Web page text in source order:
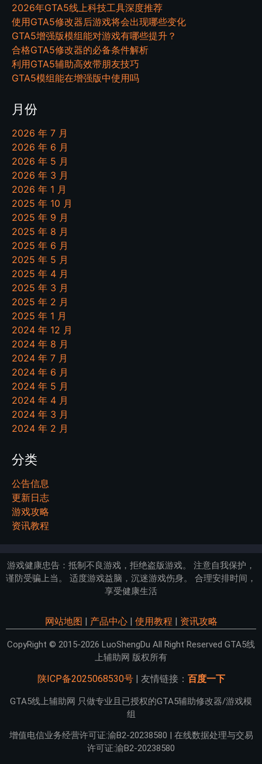
2026年GTA5线上科技工具深度推荐
使用GTA5修改器后游戏将会出现哪些变化
GTA5增强版模组能对游戏有哪些提升？
合格GTA5修改器的必备条件解析
利用GTA5辅助高效带朋友技巧
GTA5模组能在增强版中使用吗
月份
2026 年 7 月
2026 年 6 月
2026 年 5 月
2026 年 3 月
2026 年 1 月
2025 年 10 月
2025 年 9 月
2025 年 8 月
2025 年 6 月
2025 年 5 月
2025 年 4 月
2025 年 3 月
2025 年 2 月
2025 年 1 月
2024 年 12 月
2024 年 8 月
2024 年 7 月
2024 年 6 月
2024 年 5 月
2024 年 4 月
2024 年 3 月
2024 年 2 月
分类
公告信息
更新日志
游戏攻略
资讯教程
游戏健康忠告：抵制不良游戏，拒绝盗版游戏。 注意自我保护，
谨防受骗上当。 适度游戏益脑，沉迷游戏伤身。 合理安排时间，
享受健康生活
网站地图 | 产品中心| 使用教程 | 资讯攻略
CopyRight © 2015-2026 LuoShengDu All Right Reserved GTA5线
上辅助网 版权所有
陕ICP备2025068530号| 友情链接： 百度一下
GTA5线上辅助网 只做专业且已授权的GTA5辅助修改器/游戏模
组
增值电信业务经营许可证:渝B2-20238580 | 在线数据处理与交易
许可证:渝B2-20238580